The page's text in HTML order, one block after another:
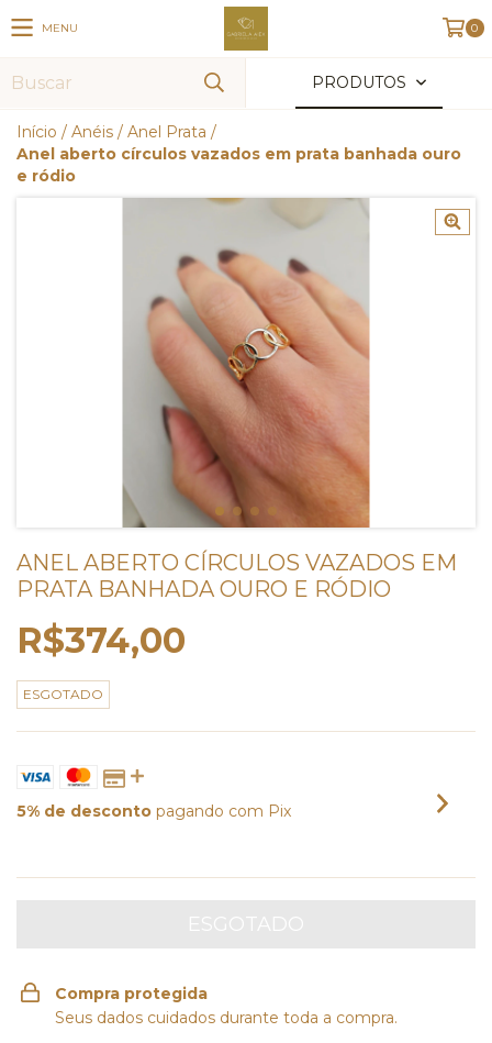
MENU 0
PRODUTOS
Início / Anéis / Anel Prata /
Anel aberto círculos vazados em prata banhada ouro
e ródio
ANEL ABERTO CÍRCULOS VAZADOS EM
PRATA BANHADA OURO E RÓDIO
R$374,00
ESGOTADO
5% de desconto pagando com Pix
Compra protegida
Seus dados cuidados durante toda a compra.